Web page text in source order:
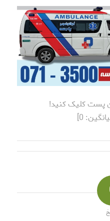
پست کلیک کنید!
0
]